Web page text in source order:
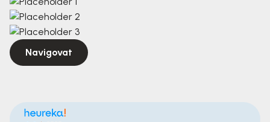
Navigovat